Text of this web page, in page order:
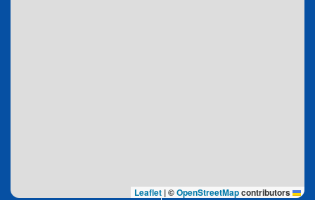
Leaflet
|©OpenStreetMapcontributors